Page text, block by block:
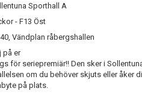
Sporthall A
- F13 Öst
Vändplan råbergshallen
på er
för seriepremiär!! Den sker i
om du behöver skjuts eller åker
på plats.